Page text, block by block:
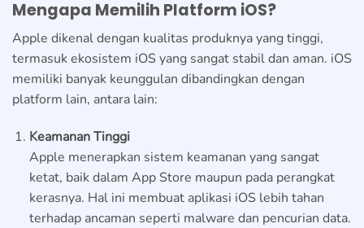
Mengapa Memilih Platform iOS?
Apple dikenal dengan kualitas produknya yang tinggi,
termasuk ekosistem iOS yang sangat stabil dan aman. iOS
memiliki banyak keunggulan dibandingkan dengan
platform lain, antara lain:
Keamanan Tinggi
Apple menerapkan sistem keamanan yang sangat
ketat, baik dalam App Store maupun pada perangkat
kerasnya. Hal ini membuat aplikasi iOS lebih tahan
terhadap ancaman seperti malware dan pencurian data.